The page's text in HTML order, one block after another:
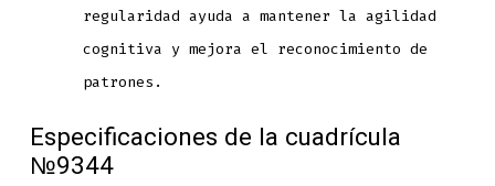
regularidad ayuda a mantener la agilidad
cognitiva y mejora el reconocimiento de
patrones.
Especificaciones de la cuadrícula
№9344